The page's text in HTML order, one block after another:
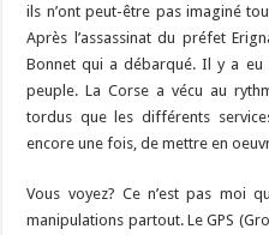
ils n’ont peut-être pas imaginé
Après l’assassinat du préfet
Bonnet qui a débarqué. Il y a eu
peuple. La Corse a vécu au
tordus que les différents
encore une fois, de mettre en
Vous voyez? Ce n’est pas moi
manipulations partout. Le GPS